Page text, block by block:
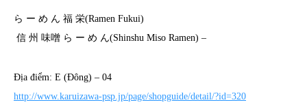
ら ー め ん 福 栄(Ramen Fukui)
信 州 味噌 ら ー め ん(Shinshu Miso Ramen) –
Địa điểm: E (Đông) – 04
http://www.karuizawa-psp.jp/page/shopguide/detail/?id=320